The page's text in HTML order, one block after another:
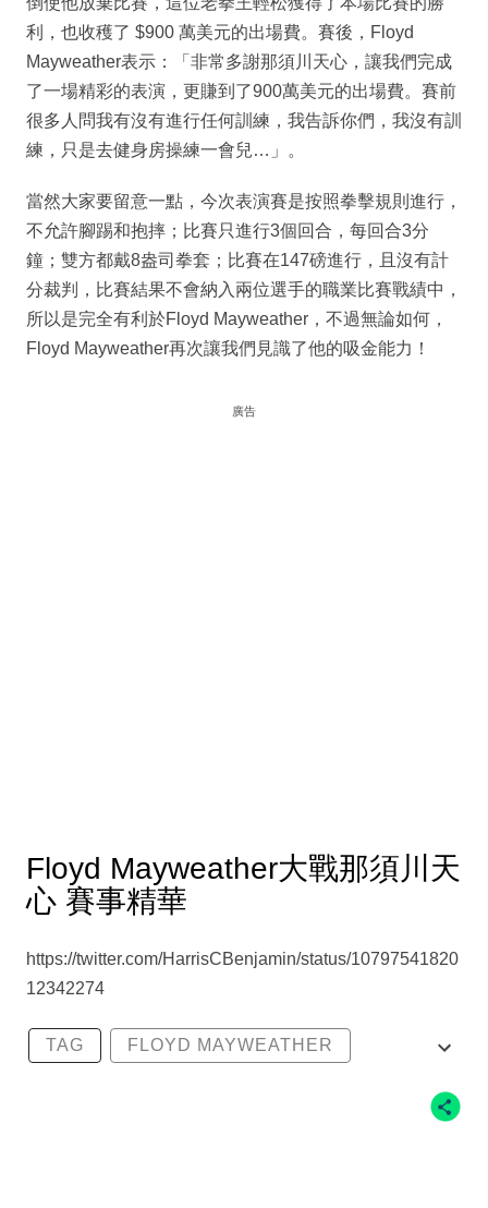
利，也收穫了 $900 萬美元的出場費。賽後，Floyd
Mayweather表示：「非常多謝那須川天心，讓我們完成
了一場精彩的表演，更賺到了900萬美元的出場費。賽前
很多人問我有沒有進行任何訓練，我告訴你們，我沒有訓
練，只是去健身房操練一會兒…」。
當然大家要留意一點，今次表演賽是按照拳擊規則進行，
不允許腳踢和抱摔；比賽只進行3個回合，每回合3分
鐘；雙方都戴8盎司拳套；比賽在147磅進行，且沒有計
分裁判，比賽結果不會納入兩位選手的職業比賽戰績中，
所以是完全有利於Floyd Mayweather，不過無論如何，
Floyd Mayweather再次讓我們見識了他的吸金能力！
廣告
Floyd Mayweather大戰那須川天
心 賽事精華
https://twitter.com/HarrisCBenjamin/status/10797541820
12342274
TAG FLOYD MAYWEATHER